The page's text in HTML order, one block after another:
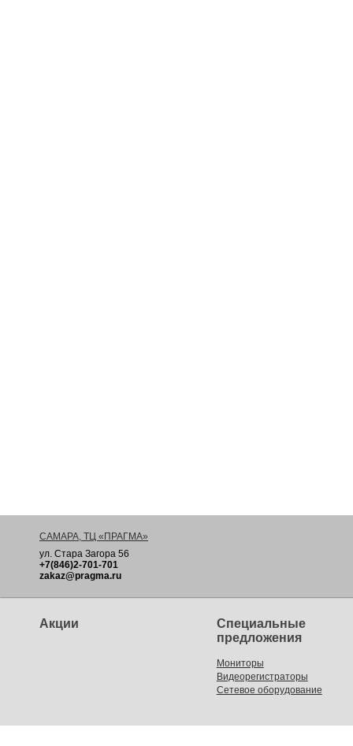
САМАРА, ТЦ «ПРАГМА»
ул. Стара Загора 56
+7(846)2-701-701
zakaz@pragma.ru
Акции
Специальные
предложения
Мониторы
Видеорегистраторы
Сетевое оборудование